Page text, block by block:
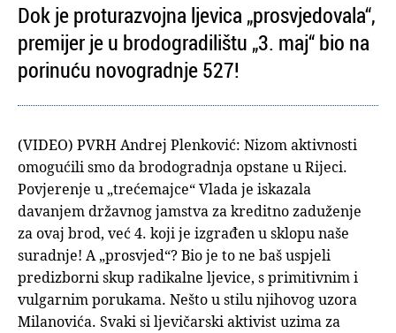
Dok je proturazvojna ljevica „prosvjedovala“,
premijer je u brodogradilištu „3. maj“ bio na
porinuću novogradnje 527!
(VIDEO) PVRH Andrej Plenković: Nizom aktivnosti
omogućili smo da brodogradnja opstane u Rijeci.
Povjerenje u „trećemajce“ Vlada je iskazala
davanjem državnog jamstva za kreditno zaduženje
za ovaj brod, već 4. koji je izgrađen u sklopu naše
suradnje! A „prosvjed“? Bio je to ne baš uspjeli
predizborni skup radikalne ljevice, s primitivnim i
vulgarnim porukama. Nešto u stilu njihovog uzora
Milanovića. Svaki si ljevičarski aktivist uzima za